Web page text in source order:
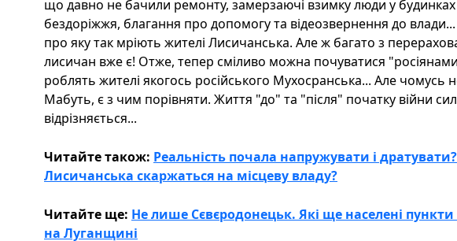
що давно не бачили ремонту, замерзаючі взимку люди у
бездоріжжя, благання про допомогу та відеозвернення до
про яку так мріють жителі Лисичанська. Але ж багато з
лисичан вже є! Отже, тепер сміливо можна почуватися
роблять жителі якогось російського Мухосранська... Але чомусь
Мабуть, є з чим порівняти. Життя "до" та "після" початку війни
відрізняється...
Читайте також: Реальність почала напружувати і
Лисичанська скаржаться на місцеву владу?
Читайте ще: Не лише Сєвєродонецьк. Які ще населені
на Луганщині